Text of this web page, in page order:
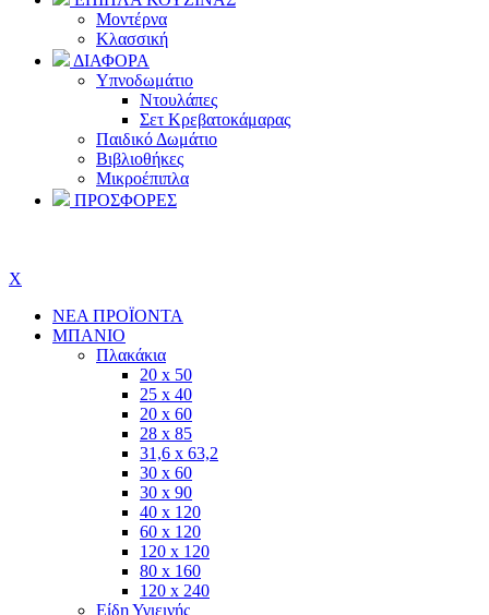
Μοντέρνα
Κλασσική
ΔΙΑΦΟΡΑ
Υπνοδωμάτιο
Ντουλάπες
Σετ Κρεβατοκάμαρας
Παιδικό Δωμάτιο
Βιβλιοθήκες
Μικροέπιπλα
ΠΡΟΣΦΟΡΕΣ
X
ΝΕΑ ΠΡΟΪΟΝΤΑ
ΜΠΑΝΙΟ
Πλακάκια
20 x 50
25 x 40
20 x 60
28 x 85
31,6 x 63,2
30 x 60
30 x 90
40 x 120
60 x 120
120 x 120
80 x 160
120 x 240
Είδη Υγιεινής